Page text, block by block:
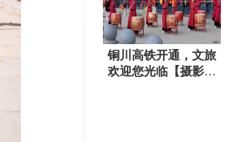
铜川高铁开通，文旅
欢迎您光临【摄影绿